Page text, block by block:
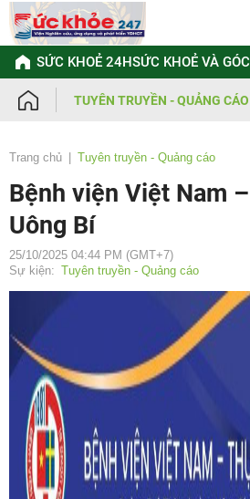
Chuyển
đến
nội
dung
SỨC KHOẺ 24HSỨC KHOẺ VÀ
TUYÊN TRUYỀN - QUẢNG CÁO
Trang chủ Tuyên truyền - Quảng cáo
Bệnh viện Việt Nam
Uông Bí
25/10/2025 04:44 PM (GMT+7)
Sự kiện: Tuyên truyền - Quảng cáo